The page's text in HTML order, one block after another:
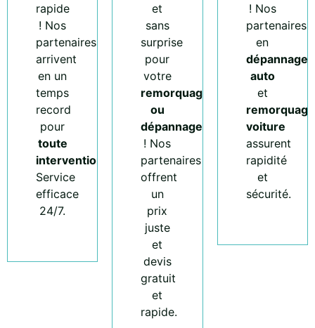
rapide
! Nos
partenaires
arrivent
en un
temps
record
pour
toute
intervention
Service
efficace
24/7.
et
sans
surprise
pour
votre
remorquage
ou
dépannage
! Nos
partenaires
offrent
un
prix
juste
et
devis
gratuit
et
rapide.
! Nos
partenaires
en
dépannage
auto
et
remorquage
voiture
assurent
rapidité
et
sécurité.